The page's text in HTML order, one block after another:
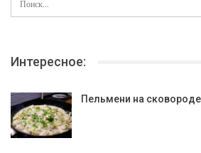
Интересное:
Пельмени на